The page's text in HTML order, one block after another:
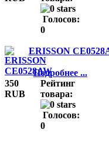
Голосов:
0
ERISSON
Подробнее ...
350
RUB
Рейтинг
товара:
Голосов:
0